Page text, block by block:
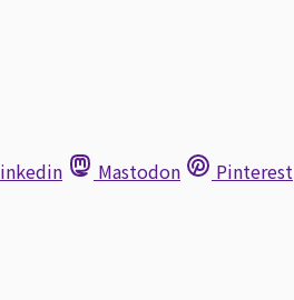
Mastodon Pinterest